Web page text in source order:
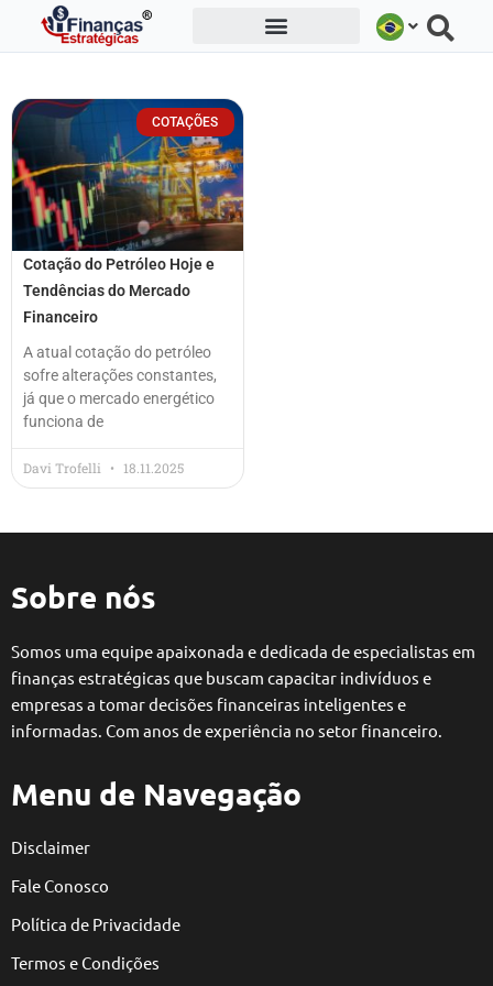
COTAÇÕES
Cotação do Petróleo Hoje e
Tendências do Mercado
Financeiro
A atual cotação do petróleo
sofre alterações constantes,
já que o mercado energético
funciona de
Davi Trofelli 18.11.2025
Sobre nós
Somos uma equipe apaixonada e dedicada de especialistas em
finanças estratégicas que buscam capacitar indivíduos e
empresas a tomar decisões financeiras inteligentes e
informadas. Com anos de experiência no setor financeiro.
Menu de Navegação
Disclaimer
Fale Conosco
Política de Privacidade
Termos e Condições